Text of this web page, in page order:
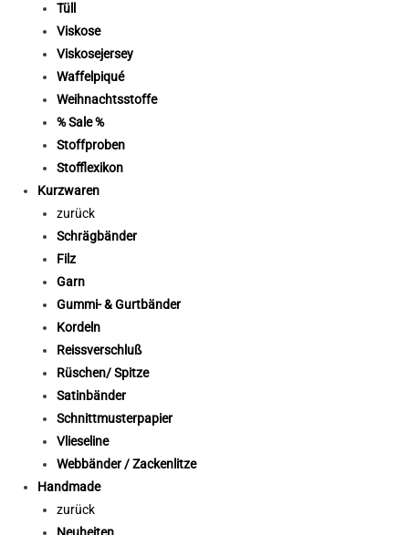
Tüll
Viskose
Viskosejersey
Waffelpiqué
Weihnachtsstoffe
% Sale %
Stoffproben
Stofflexikon
Kurzwaren
zurück
Schrägbänder
Filz
Garn
Gummi- & Gurtbänder
Kordeln
Reissverschluß
Rüschen/ Spitze
Satinbänder
Schnittmusterpapier
Vlieseline
Webbänder / Zackenlitze
Handmade
zurück